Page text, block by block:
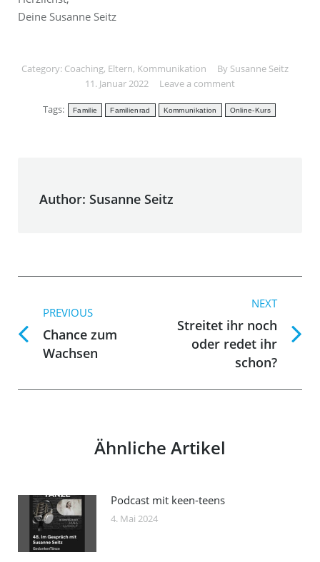
Deine Susanne Seitz
Category: Coaching, Eltern, Kommunikation By Susanne Seitz
11. Januar 2022
Leave a comment
Tags:
Familie Familienrad Kommunikation Online-Kurs
Author: Susanne Seitz
navigation
PREVIOUS
Previous
post:
Chance zum
Wachsen
NEXT
Streitet ihr noch
oder redet ihr
schon?
Ähnliche Artikel
Podcast mit keen-teens
4. Mai 2024